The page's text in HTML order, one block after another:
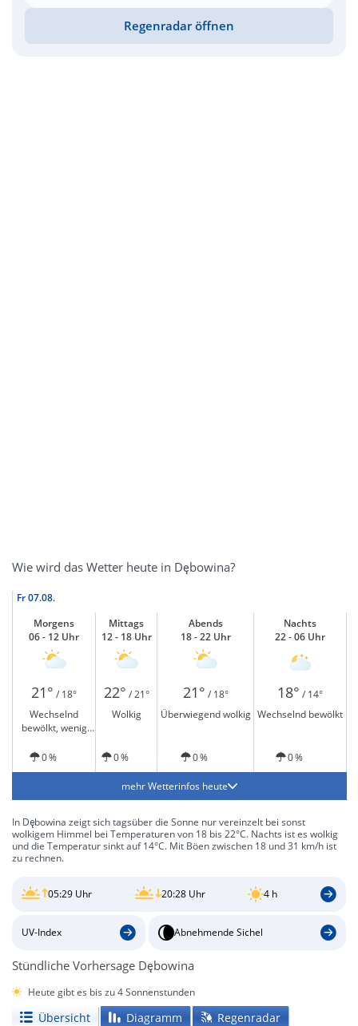
Regenradar öffnen
Wie wird das Wetter heute in Dębowina?
Fr07.08.
Morgens
06 - 12 Uhr
Mittags
12 - 18 Uhr
Abends
18 - 22 Uhr
Nachts
22 - 06 Uhr
21° / 18° 22° / 21° 21° / 18° 18° / 14°
Wechselnd
bewölkt, wenig
Wolkig Überwiegend wolkig Wechselnd bewölkt
0 % 0 % 0 % 0 %
mehr Wetterinfos heute
In Dębowina zeigt sich tagsüber die Sonne nur vereinzelt bei sonst
wolkigem Himmel bei Temperaturen von 18 bis 22°C. Nachts ist es wolkig
und die Temperatur sinkt auf 14°C. Mit Böen zwischen 18 und 31 km/h ist
zu rechnen.
05:29 Uhr 20:28 Uhr 4 h
UV-Index Abnehmende Sichel
Stündliche Vorhersage Dębowina
Heute gibt es bis zu 4 Sonnenstunden
Übersicht Diagramm Regenradar